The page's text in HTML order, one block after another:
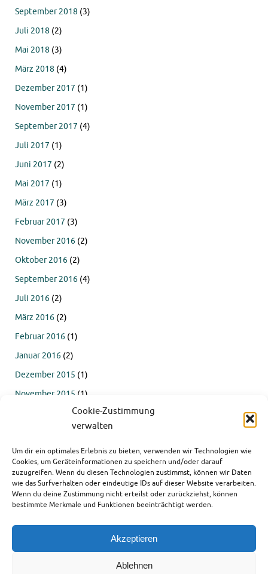
Cookie-Zustimmung
verwalten
Um dir ein optimales Erlebnis zu bieten, verwenden wir Technologien wie
Cookies, um Geräteinformationen zu speichern und/oder darauf
zuzugreifen. Wenn du diesen Technologien zustimmst, können wir Daten
wie das Surfverhalten oder eindeutige IDs auf dieser Website verarbeiten.
Wenn du deine Zustimmung nicht erteilst oder zurückziehst, können
bestimmte Merkmale und Funktionen beeinträchtigt werden.
Akzeptieren
Ablehnen
September 2018 (3)
Juli 2018 (2)
Mai 2018 (3)
März 2018 (4)
Dezember 2017 (1)
November 2017 (1)
September 2017 (4)
Juli 2017 (1)
Juni 2017 (2)
Mai 2017 (1)
März 2017 (3)
Februar 2017 (3)
November 2016 (2)
Oktober 2016 (2)
September 2016 (4)
Juli 2016 (2)
März 2016 (2)
Februar 2016 (1)
Januar 2016 (2)
Dezember 2015 (1)
November 2015 (1)
(4)
September 2015 (4)
Juli 2015(2)
Juni 2015 (1)
März 2015
(1)
This text can be changed from the Miscellaneous section of the settings page.